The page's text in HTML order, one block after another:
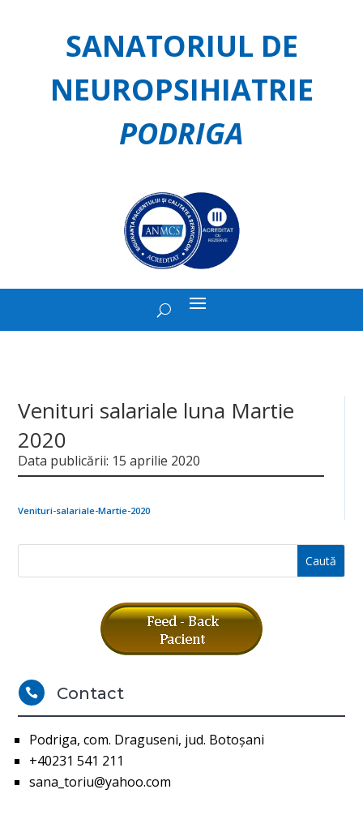
SANATORIUL DE
NEUROPSIHIATRIE
PODRIGA
Venituri salariale luna Martie
2020
Data publicării: 15 aprilie 2020
Venituri-salariale-Martie-2020
 Contact
Podriga, com. Draguseni, jud. Botoşani
+40231 541 211
sana_toriu@yahoo.com